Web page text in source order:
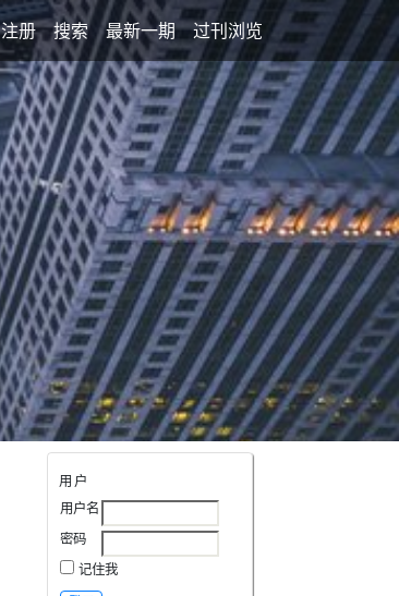
注册 搜索 最新一期 过刊浏览
用户
用户名
密码
记住我